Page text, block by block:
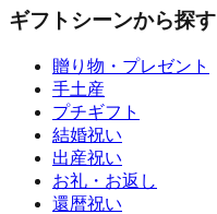
ギフトシーンから探す
贈り物・プレゼント
手土産
プチギフト
結婚祝い
出産祝い
お礼・お返し
還暦祝い